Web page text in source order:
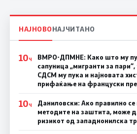
НАЈНОВОНАЈЧИТАНО
10Ч
ВМРО-ДПМНЕ: Како што му
сапуница „мигранти за
СДСМ му пука и најновата
прифаќање на француски
10Ч
Даниловски: Ако правилно
методите на заштита, може
ризикот од западнонилска